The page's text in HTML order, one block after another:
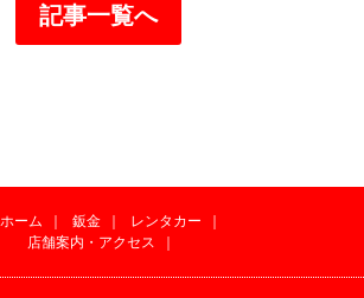
記事一覧へ
ホーム ｜ 鈑金 ｜ レンタカー
｜
店舗案内・アクセス
｜